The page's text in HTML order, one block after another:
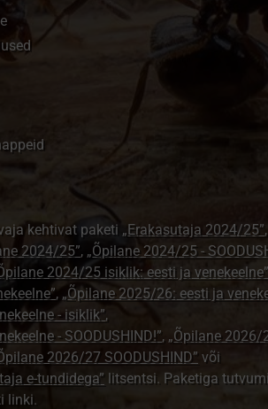
kehtivat paketi „Erakasutaja 2024/25”,
2024/25”, „Õpilane 2024/25 -
2024/25 isiklik: eesti ja venekeelne”
, „Õpilane 2025/26: eesti ja
- isiklik”,
- SOODUSHIND!”, „Õpilane 2026/
2026/27 SOODUSHIND” või
e-tundidega” litsentsi. Paketiga
linki.